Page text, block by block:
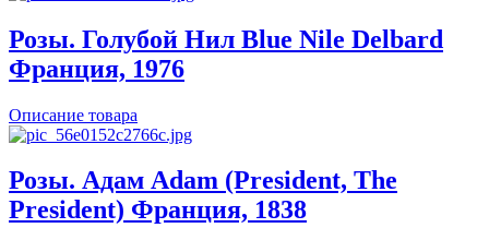
Розы. Голубой Нил Blue Nile Delbard
Франция, 1976
Описание товара
Розы. Адам Adam (President, The
President) Франция, 1838